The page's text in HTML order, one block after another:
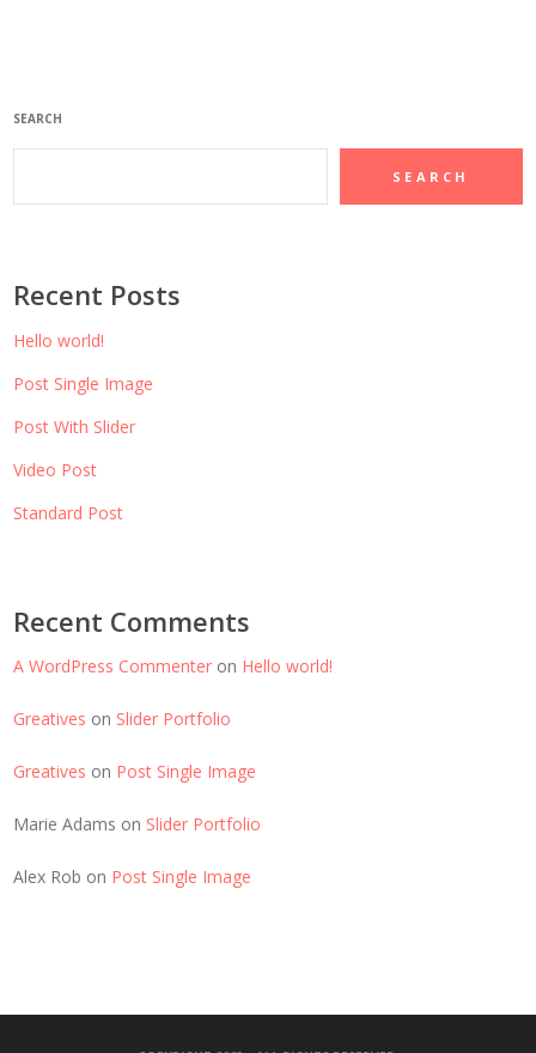
SEARCH
SEARCH
Recent Posts
Hello world!
Post Single Image
Post With Slider
Video Post
Standard Post
Recent Comments
A WordPress Commenter on Hello world!
Greatives on Slider Portfolio
Greatives on Post Single Image
Marie Adams on Slider Portfolio
Alex Rob on Post Single Image